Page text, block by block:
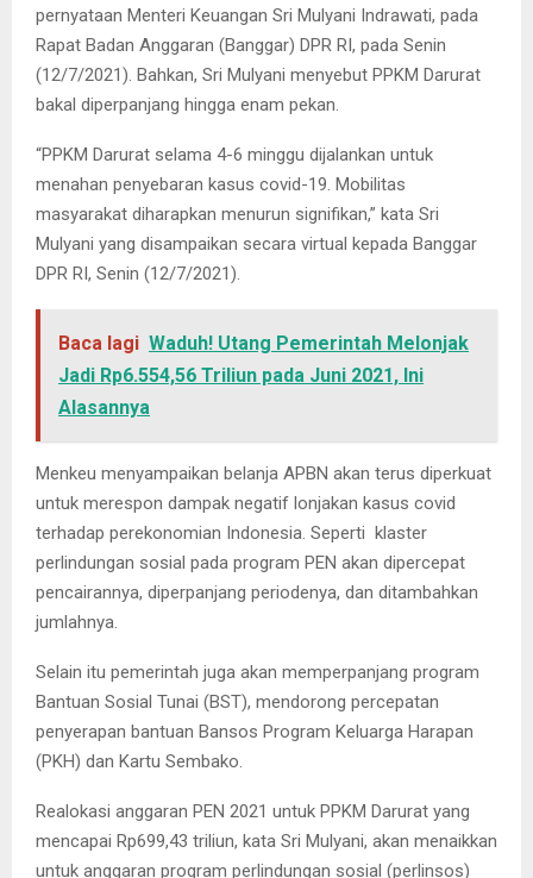
pernyataan Menteri Keuangan Sri Mulyani Indrawati, pada
Rapat Badan Anggaran (Banggar) DPR RI, pada Senin
(12/7/2021). Bahkan, Sri Mulyani menyebut PPKM Darurat
bakal diperpanjang hingga enam pekan.
“PPKM Darurat selama 4-6 minggu dijalankan untuk
menahan penyebaran kasus covid-19. Mobilitas
masyarakat diharapkan menurun signifikan,” kata Sri
Mulyani yang disampaikan secara virtual kepada Banggar
DPR RI, Senin (12/7/2021).
Baca lagi Waduh! Utang Pemerintah Melonjak
Jadi Rp6.554,56 Triliun pada Juni 2021, Ini
Alasannya
Menkeu menyampaikan belanja APBN akan terus diperkuat
untuk merespon dampak negatif lonjakan kasus covid
terhadap perekonomian Indonesia. Seperti klaster
perlindungan sosial pada program PEN akan dipercepat
pencairannya, diperpanjang periodenya, dan ditambahkan
jumlahnya.
Selain itu pemerintah juga akan memperpanjang program
Bantuan Sosial Tunai (BST), mendorong percepatan
penyerapan bantuan Bansos Program Keluarga Harapan
(PKH) dan Kartu Sembako.
Realokasi anggaran PEN 2021 untuk PPKM Darurat yang
mencapai Rp699,43 triliun, kata Sri Mulyani, akan menaikkan
untuk anggaran program perlindungan sosial (perlinsos)